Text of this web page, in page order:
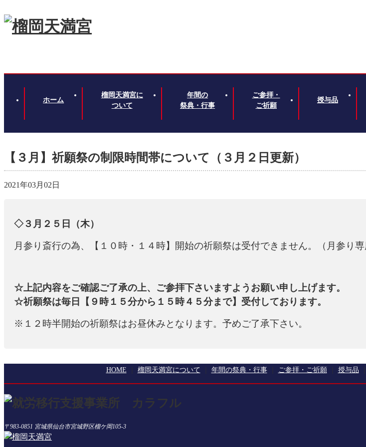
ホーム
榴岡天満宮に
ついて
年間の
祭典・行事
ご参拝・
ご祈願
授与品
【３月】祈願祭の制限時間帯について（３月２日更新）
2021年03月02日
◇３月２５日（木）
月参り斎行の為、【１０時・１４時】開始の祈願祭は受付できません。（月参り専
☆上記内容をご確認ご了承の上、ご参拝下さいますようお願い申し上げます。
☆祈願祭は毎日【９時１５分から１５時４５分まで】受付しております。
※１２時半開始の祈願祭はお昼休みとなります。予めご了承下さい。
HOME 榴岡天満宮について 年間の祭典・行事 ご参拝・ご祈願 授与品
〒983-0851 宮城県仙台市宮城野区榴ケ岡105-3